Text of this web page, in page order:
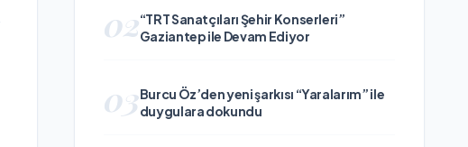
02“TRT Sanatçıları Şehir Konserleri”
Gaziantep ile Devam Ediyor
03Burcu Öz’den yeni şarkısı “Yaralarım” ile
duygulara dokundu